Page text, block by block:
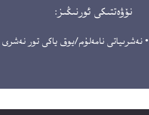
نۆۋەتتىكى ئورنىڭىز:
•نەشرىياتى نامەلۇم/يوق ياكى تور نەشرى